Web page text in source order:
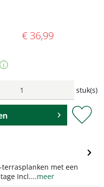
€ 36,99
i
stuk(s)
terrasplanken met een
Incl....meer